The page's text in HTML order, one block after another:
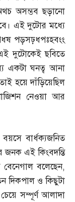
অসম্ভব ছড়ানো
এই দুটোর মধ্যে
পড়সঢ়ধপঃহবংং
দুটোকেই ছবিতে
একটা ঘনত্ব আনা
হয়ে দাঁড়িয়েছিল
নেওয়া আর
বার্ধক্যজনিত
জনক এই কিংবদন্তি
বেনেগাল বলেছেন,
দিকপাল ও কিছুটা
সম্পূর্ণ আলাদা